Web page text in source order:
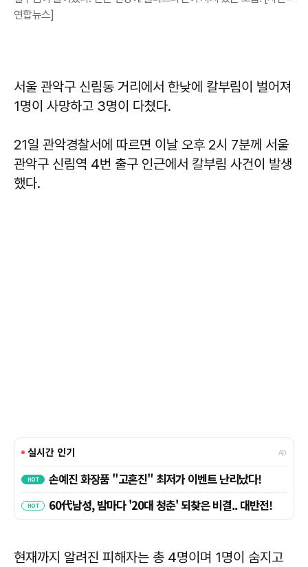
연합뉴스]
서울 관악구 신림동 거리에서 한낮에 칼부림이 벌어져
1명이 사망하고 3명이 다쳤다.
21일 관악경찰서에 따르면 이날 오후 2시 7분께 서울
관악구 신림역 4번 출구 인근에서 칼부림 사건이 발생
했다.
현재까지 알려진 피해자는 총 4명이며 1명이 숨지고